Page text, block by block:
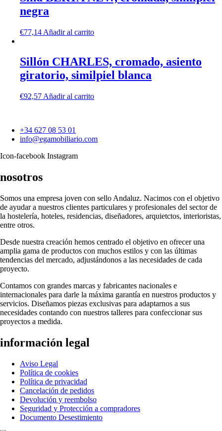
negra
€77,14 Añadir al carrito
Sillón CHARLES, cromado, asiento
giratorio, similpiel blanca
€92,57 Añadir al carrito
+34 627 08 53 01
info@egamobiliario.com
Icon-facebook Instagram
nosotros
Somos una empresa joven con sello Andaluz. Nacimos con el objetivo
de ayudar a nuestros clientes particulares y profesionales del sector de
la hostelería, hoteles, residencias, diseñadores, arquietctos, interioristas,
entre otros.
Desde nuestra creación hemos centrado el objetivo en ofrecer una
amplia gama de productos con muchos estilos y con las últimas
tendencias del mercado, adjustándonos a las necesidades de cada
proyecto.
Contamos con grandes marcas y fabricantes nacionales e
internacionales para darle la máxima garantía en nuestros productos y
servicios. Diseñamos piezas exclusivas para adaptarnos a sus
necesidades contando con nuestros talleres para confeccionar sus
proyectos a medida.
información legal
Aviso Legal
Política de cookies
Política de privacidad
Cancelación de pedidos
Devolución y reembolso
Seguridad y Protección a compradores
Documento Desestimiento